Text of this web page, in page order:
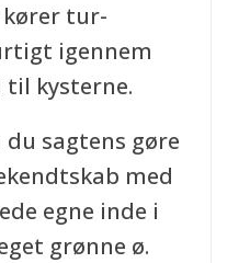
tur-
igennem
kysterne.
du sagtens gøre
med
egne inde i
grønne ø.